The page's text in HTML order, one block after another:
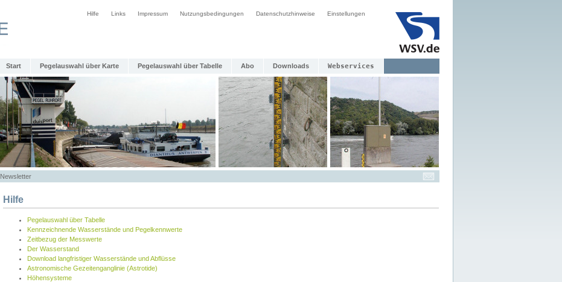
Hilfe Links Impressum Nutzungsbedingungen Datenschutzhinweise Einstellungen
Start Pegelauswahl über Karte Pegelauswahl über Tabelle Abo Downloads Webservices
Newsletter
Hilfe
Pegelauswahl über Tabelle
Kennzeichnende Wasserstände und Pegelkennwerte
Zeitbezug der Messwerte
Der Wasserstand
Download langfristiger Wasserstände und Abflüsse
Astronomische Gezeitenganglinie (Astrotide)
Höhensysteme